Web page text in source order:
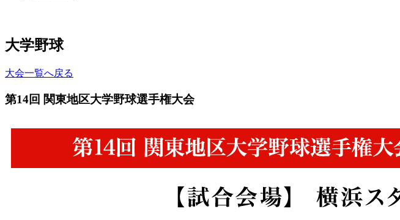
大学野球
大会一覧へ戻る
第14回 関東地区大学野球選手権大会